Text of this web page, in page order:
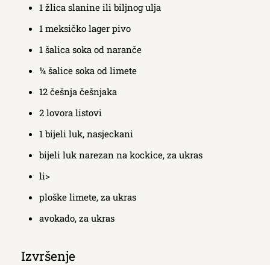
1 žlica slanine ili biljnog ulja
1 meksičko lager pivo
1 šalica soka od naranče
¼ šalice soka od limete
12 češnja češnjaka
2 lovora listovi
1 bijeli luk, nasjeckani
bijeli luk narezan na kockice, za ukras
li>
ploške limete, za ukras
avokado, za ukras
Izvršenje